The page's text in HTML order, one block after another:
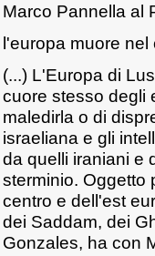
Marco Pannella al
l'europa muore
(...) L'Europa di
cuore stesso degli
maledirla o di
israeliana e gli
da quelli iraniani e
sterminio. Oggetto
centro e dell'est
dei Saddam, dei
Gonzales, ha con